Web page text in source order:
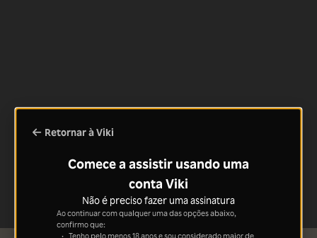
Retornar à Viki
Comece a assistir usando uma
conta Viki
Não é preciso fazer uma assinatura
Ao continuar com qualquer uma das opções abaixo,
confirmo que: